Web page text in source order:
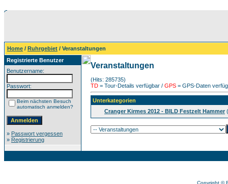
Home / Ruhrgebiet / Veranstaltungen
Registrierte Benutzer
Benutzername:
Passwort:
Beim nächsten Besuch
automatisch anmelden?
» Passwort vergessen
» Registrierung
Veranstaltungen
(Hits: 285735)
TD = Tour-Details verfügbar / GPS = GPS-Daten
Unterkategorien
Cranger Kirmes 2012 - BILD Festzelt Hammer
Copyright ©